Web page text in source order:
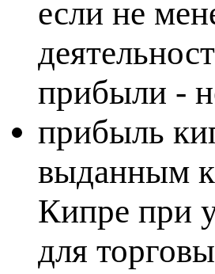
если не
прибыли -
прибыль
выданным
Кипре при
для